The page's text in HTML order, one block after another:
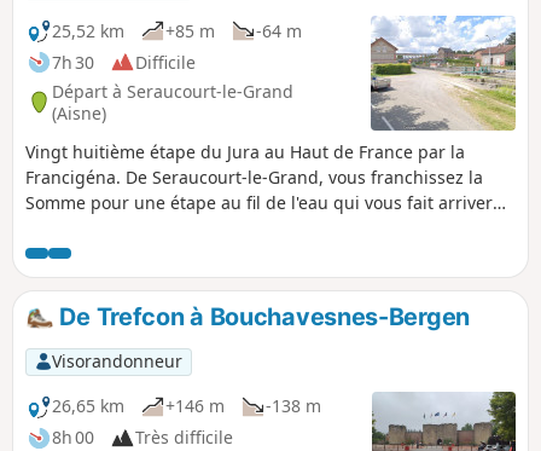
25,52 km
+85 m
-64 m
7h 30
Difficile
Départ à Seraucourt-le-Grand
(Aisne)
Vingt huitième étape du Jura au Haut de France par la
Francigéna. De Seraucourt-le-Grand, vous franchissez la
Somme pour une étape au fil de l'eau qui vous fait arriver
de marécages et collines couvertes de champs et bosquets
épars.
De Trefcon à Bouchavesnes-Bergen
Visorandonneur
26,65 km
+146 m
-138 m
8h 00
Très difficile